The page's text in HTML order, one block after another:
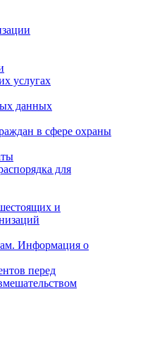
услугах
данных
в сфере охраны
для
и
Информация о
перед